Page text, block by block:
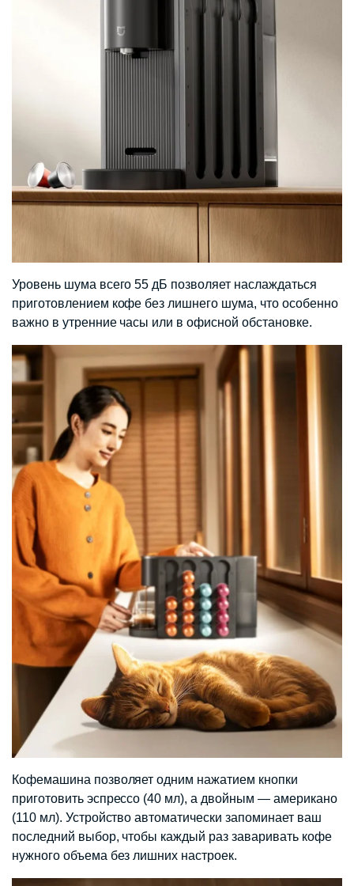
Уровень шума всего 55 дБ позволяет наслаждаться
приготовлением кофе без лишнего шума, что особенно
важно в утренние часы или в офисной обстановке.​
Кофемашина позволяет одним нажатием кнопки
приготовить эспрессо (40 мл), а двойным — американо
(110 мл). Устройство автоматически запоминает ваш
последний выбор, чтобы каждый раз заваривать кофе
нужного объема без лишних настроек.